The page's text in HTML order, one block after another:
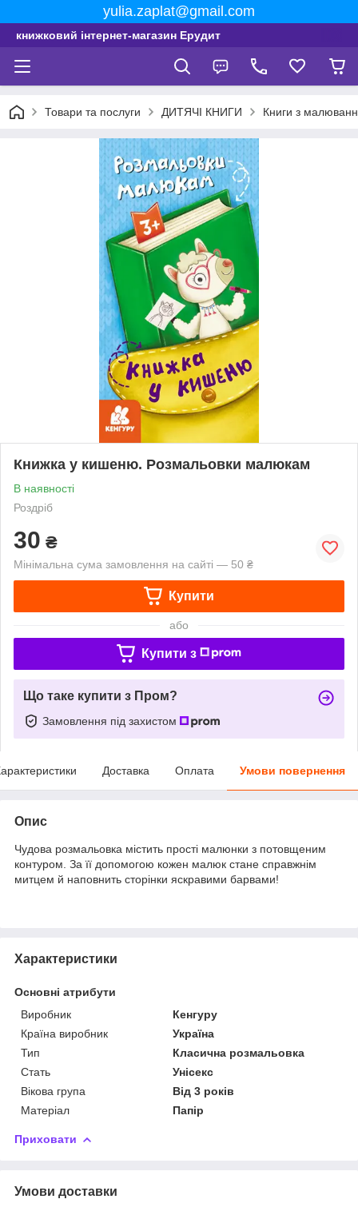
yulia.zaplat@gmail.com
книжковий інтернет-магазин Ерудит
Товари та послуги ДИТЯЧІ КНИГИ Книги з
Книжка у кишеню. Розмальовки малюкам
В наявності
Роздріб
30 ₴
Мінімальна сума замовлення на сайті — 50 ₴
Купити
або
Купити з
Що таке купити з Пром?
Замовлення під захистом
Доставка Оплата Умови повернення
Опис
Чудова розмальовка містить прості малюнки з потовщеним
контуром. За її допомогою кожен малюк стане справжнім
митцем й наповнить сторінки яскравими барвами!
Характеристики
Основні атрибути
Виробник
Кенгуру
Країна виробник
Україна
Тип
Класична розмальовка
Стать
Унісекс
Вікова група
Від 3 років
Матеріал
Папір
Приховати
Умови доставки